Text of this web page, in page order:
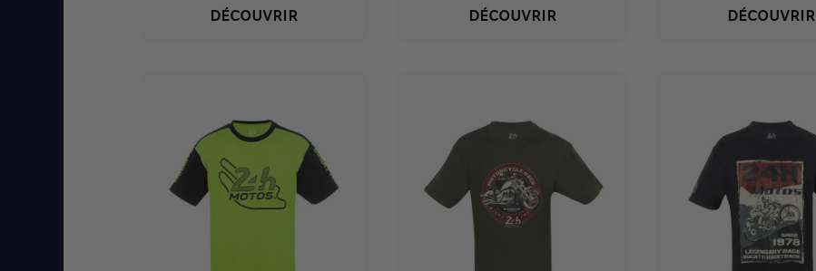
DÉCOUVRIR DÉCOUVRIR DÉCOUVRIR